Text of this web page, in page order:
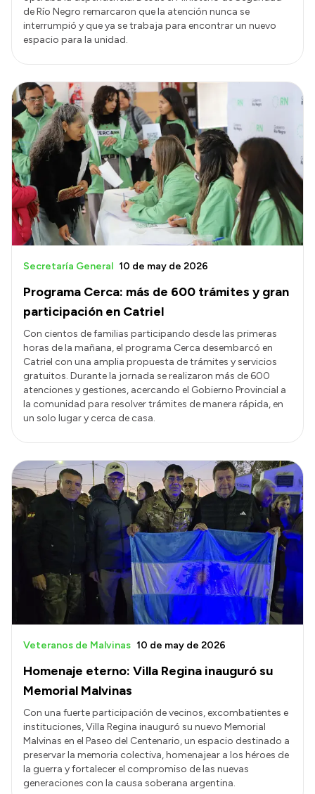
de Río Negro remarcaron que la atención nunca se
interrumpió y que ya se trabaja para encontrar un nuevo
espacio para la unidad.
Programa Cerca: más de 600 trámites y gran
participación en Catriel
Secretaría General 10 de may de 2026
Con cientos de familias participando desde las primeras
horas de la mañana, el programa Cerca desembarcó en
Catriel con una amplia propuesta de trámites y servicios
gratuitos. Durante la jornada se realizaron más de 600
atenciones y gestiones, acercando el Gobierno Provincial a
la comunidad para resolver trámites de manera rápida, en
un solo lugar y cerca de casa.
Homenaje eterno: Villa Regina inauguró su
Memorial Malvinas
Veteranos de Malvinas 10 de may de 2026
Con una fuerte participación de vecinos, excombatientes e
instituciones, Villa Regina inauguró su nuevo Memorial
Malvinas en el Paseo del Centenario, un espacio destinado a
preservar la memoria colectiva, homenajear a los héroes de
la guerra y fortalecer el compromiso de las nuevas
generaciones con la causa soberana argentina.